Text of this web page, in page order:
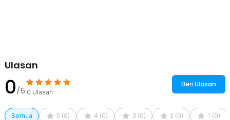
Ulasan
0/5 0 Ulasan
Beri Ulasan
Semua 5 (0) 4 (0) 3 (0) 2 (0) 1 (0)